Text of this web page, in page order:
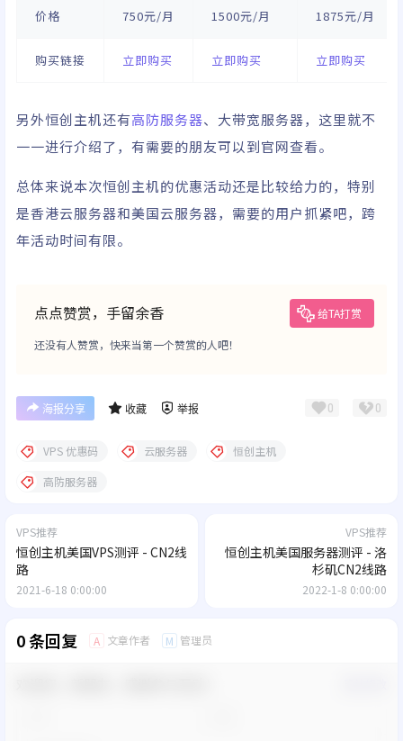
价格 750元/月 1500元/月 1875元/月
购买链接 立即购买 立即购买 立即购买
另外恒创主机还有高防服务器、大带宽服务器，这里就不
一一进行介绍了，有需要的朋友可以到官网查看。
总体来说本次恒创主机的优惠活动还是比较给力的，特别
是香港云服务器和美国云服务器，需要的用户抓紧吧，跨
年活动时间有限。
点点赞赏，手留余香 给TA打赏
还没有人赞赏，快来当第一个赞赏的人吧！
海报分享 收藏 举报 0 0
VPS 优惠码 云服务器
恒创主机
高防服务器
VPS推荐
恒创主机美国VPS测评 - CN2线
路
2021-6-18 0:00:00
VPS推荐
恒创主机美国服务器测评 - 洛
杉矶CN2线路
2022-1-8 0:00:00
0 条回复 A 文章作者 M 管理员